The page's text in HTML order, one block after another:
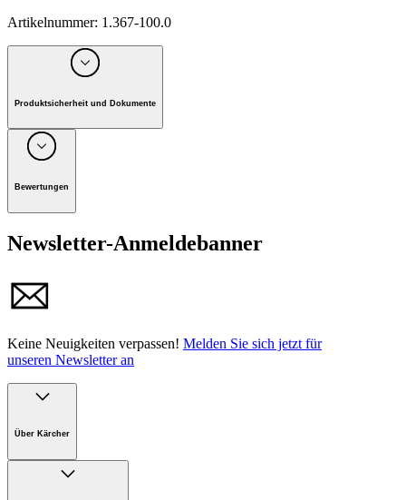
Artikelnummer: 1.367-100.0
Produktsicherheit und Dokumente
Unternehmen: Alfred Kärcher GmbH, Maculangasse 4, A-
1220 Wien
Handbuch
Bewertungen
Newsletter-Anmeldebanner
Keine Neuigkeiten verpassen! Melden Sie sich jetzt für
unseren Newsletter an
Über Kärcher
Unternehmen